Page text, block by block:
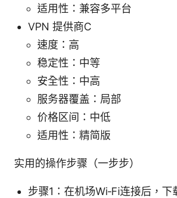
适用性：兼容多平台
VPN 提供商C
速度：高
稳定性：中等
安全性：中高
服务器覆盖：局部
价格区间：中低
适用性：精简版
实用的操作步骤（一步步）
步骤1：在机场Wi‑Fi连接后，下